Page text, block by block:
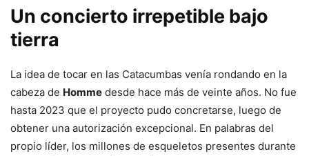
Un concierto irrepetible bajo
tierra
La idea de tocar en las Catacumbas venía rondando en la
cabeza de Homme desde hace más de veinte años. No fue
hasta 2023 que el proyecto pudo concretarse, luego de
obtener una autorización excepcional. En palabras del
propio líder, los millones de esqueletos presentes durante